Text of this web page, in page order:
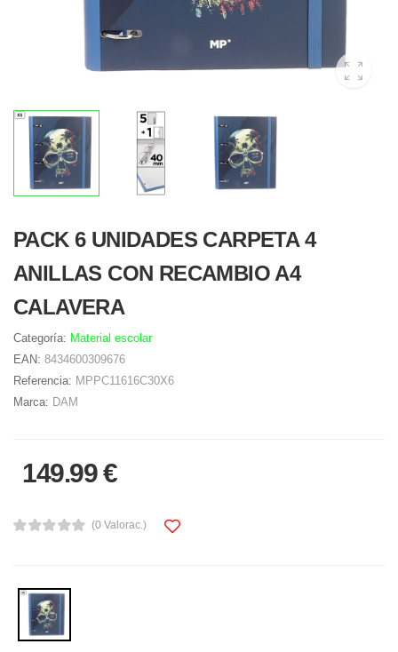
PACK 6 UNIDADES CARPETA 4
ANILLAS CON RECAMBIO A4
CALAVERA
Categoría: Material escolar
EAN: 8434600309676
Referencia: MPPC11616C30X6
Marca: DAM
149.99 €
(0 Valorac.)